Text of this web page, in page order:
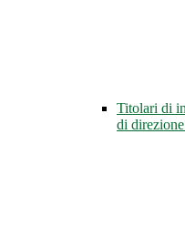
Titolari di
di